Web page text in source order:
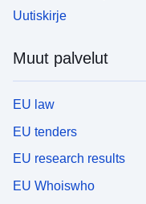
Uutiskirje
Muut palvelut
EU law
EU tenders
EU research results
EU Whoiswho